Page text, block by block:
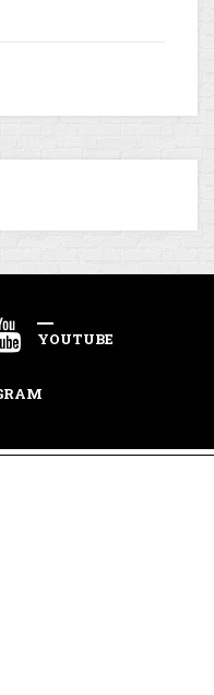
YOUTUBE